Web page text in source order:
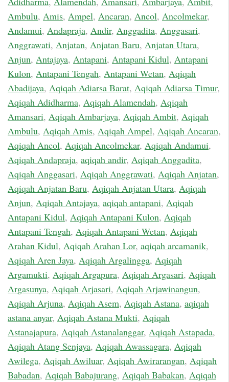
Ambulu, Amis, Ampel, Ancaran, Ancol, Ancolmekar,
Andamui, Andapraja, Andir, Anggadita, Anggasari,
Anggrawati, Anjatan, Anjatan Baru, Anjatan Utara,
Anjun, Antajaya, Antapani, Antapani Kidul, Antapani
Kulon, Antapani Tengah, Antapani Wetan, Aqiqah
Abadijaya, Aqiqah Adiarsa Barat, Aqiqah Adiarsa Timur,
Aqiqah Adidharma, Aqiqah Alamendah, Aqiqah
Amansari, Aqiqah Ambarjaya, Aqiqah Ambit, Aqiqah
Ambulu, Aqiqah Amis, Aqiqah Ampel, Aqiqah Ancaran,
Aqiqah Ancol, Aqiqah Ancolmekar, Aqiqah Andamui,
Aqiqah Andapraja, aqiqah andir, Aqiqah Anggadita,
Aqiqah Anggasari, Aqiqah Anggrawati, Aqiqah Anjatan,
Aqiqah Anjatan Baru, Aqiqah Anjatan Utara, Aqiqah
Anjun, Aqiqah Antajaya, aqiqah antapani, Aqiqah
Antapani Kidul, Aqiqah Antapani Kulon, Aqiqah
Antapani Tengah, Aqiqah Antapani Wetan, Aqiqah
Arahan Kidul, Aqiqah Arahan Lor, aqiqah arcamanik,
Aqiqah Aren Jaya, Aqiqah Argalingga, Aqiqah
Argamukti, Aqiqah Argapura, Aqiqah Argasari, Aqiqah
Argasunya, Aqiqah Arjasari, Aqiqah Arjawinangun,
Aqiqah Arjuna, Aqiqah Asem, Aqiqah Astana, aqiqah
astana anyar, Aqiqah Astana Mukti, Aqiqah
Astanajapura, Aqiqah Astanalanggar, Aqiqah Astapada,
Aqiqah Atang Senjaya, Aqiqah Awassagara, Aqiqah
Awilega, Aqiqah Awiluar, Aqiqah Awirarangan, Aqiqah
Babadan, Aqiqah Babajurang, Aqiqah Babakan, Aqiqah